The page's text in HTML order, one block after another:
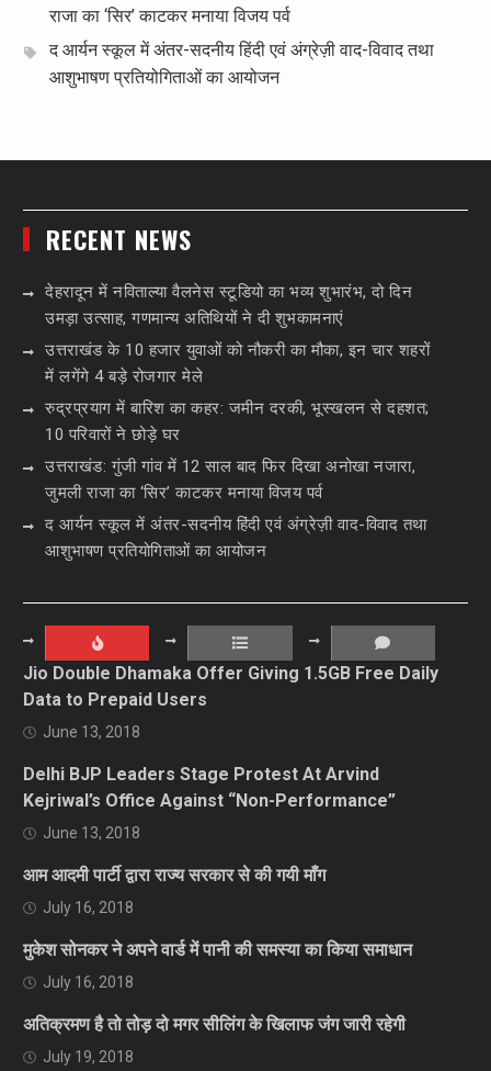
राजा का ‘सिर’ काटकर मनाया विजय पर्व
द आर्यन स्कूल में अंतर-सदनीय हिंदी एवं अंग्रेज़ी वाद-विवाद तथा
आशुभाषण प्रतियोगिताओं का आयोजन
RECENT NEWS
देहरादून में नविताल्या वैलनेस स्टूडियो का भव्य शुभारंभ, दो दिन
उमड़ा उत्साह, गणमान्य अतिथियों ने दी शुभकामनाएं
उत्तराखंड के 10 हजार युवाओं को नौकरी का मौका, इन चार शहरों
में लगेंगे 4 बड़े रोजगार मेले
रुद्रप्रयाग में बारिश का कहर: जमीन दरकी, भूस्खलन से दहशत;
10 परिवारों ने छोड़े घर
उत्तराखंड: गुंजी गांव में 12 साल बाद फिर दिखा अनोखा नजारा,
जुमली राजा का ‘सिर’ काटकर मनाया विजय पर्व
द आर्यन स्कूल में अंतर-सदनीय हिंदी एवं अंग्रेज़ी वाद-विवाद तथा
आशुभाषण प्रतियोगिताओं का आयोजन
Jio Double Dhamaka Offer Giving 1.5GB Free Daily
Data to Prepaid Users
June 13, 2018
Delhi BJP Leaders Stage Protest At Arvind
Kejriwal’s Office Against “Non-Performance”
June 13, 2018
आम आदमी पार्टी द्वारा राज्य सरकार से की गयी माँग
July 16, 2018
मुकेश सोनकर ने अपने वार्ड में पानी की समस्या का किया समाधान
July 16, 2018
अतिक्रमण है तो तोड़ दो मगर सीलिंग के खिलाफ जंग जारी रहेगी
July 19, 2018